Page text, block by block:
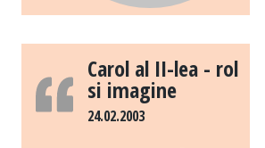
Carol al II-lea - rol
si imagine
24.02.2003